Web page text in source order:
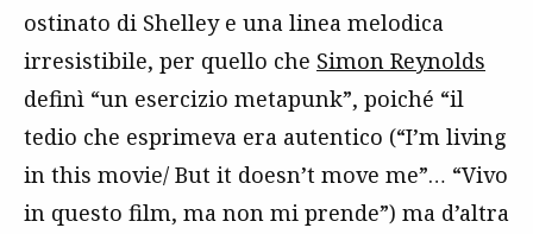
ostinato di Shelley e una linea melodica
irresistibile, per quello che Simon Reynolds
definì “un esercizio metapunk”, poiché “il
tedio che esprimeva era autentico (“I’m living
in this movie/ But it doesn’t move me”… “Vivo
in questo film, ma non mi prende”) ma d’altra